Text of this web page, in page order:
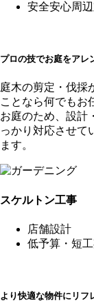
安全安心周
プロの技でお庭をアレ
庭木の剪定・伐採
ことなら何でもお
お庭のため、設計
っかり対応させて
ます。
スケルトン工事
店舗設計
低予算・短
より快適な物件にリフ